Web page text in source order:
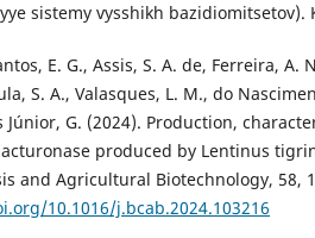
sistemy vysshikh bazidiomitsetov).
E. G., Assis, S. A. de, Ferreira, A.
S. A., Valasques, L. M., do
Júnior, G. (2024). Production,
produced by Lentinus
and Agricultural Biotechnology, 58,
10.1016/j.bcab.2024.103216